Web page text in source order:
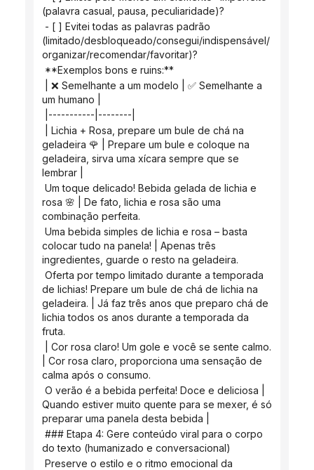
(palavra casual, pausa, peculiaridade)?
(limitado/desbloqueado/consegui/indispensável/
organizar/recomendar/favoritar)?
**Exemplos bons e ruins:**
um humano |
|-----------|--------|
geladeira 🌹 | Prepare um bule e coloque na
geladeira, sirva uma xícara sempre que se
lembrar |
rosa 🌸 | De fato, lichia e rosa são uma
combinação perfeita.
colocar tudo na panela! | Apenas três
ingredientes, guarde o resto na geladeira.
de lichias! Prepare um bule de chá de lichia na
geladeira. | Já faz três anos que preparo chá de
lichia todos os anos durante a temporada da
fruta.
| Cor rosa claro, proporciona uma sensação de
calma após o consumo.
Quando estiver muito quente para se mexer, é só
preparar uma panela desta bebida |
do texto (humanizado e conversacional)